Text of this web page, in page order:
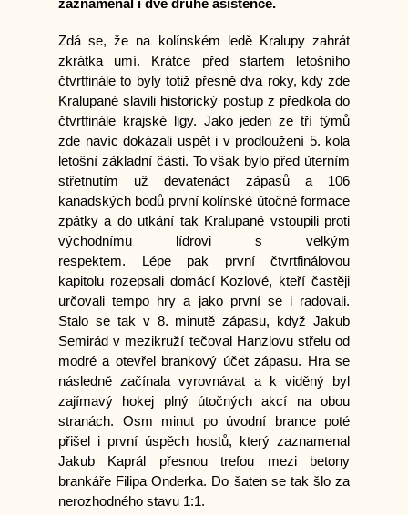
Zdá se, že na kolínském ledě Kralupy zahrát
zkrátka umí. Krátce před startem letošního
čtvrtfinále to byly totiž přesně dva roky, kdy zde
Kralupané slavili historický postup z předkola do
čtvrtfinále krajské ligy. Jako jeden ze tří týmů
zde navíc dokázali uspět i v prodloužení 5. kola
letošní základní části. To však bylo před úterním
střetnutím už devatenáct zápasů a 106
kanadských bodů první kolínské útočné formace
zpátky a do utkání tak Kralupané vstoupili proti
východnímu lídrovi s velkým
respektem. Lépe pak první čtvrtfinálovou
kapitolu rozepsali domácí Kozlové, kteří častěji
určovali tempo hry a jako první se i radovali.
Stalo se tak v 8. minutě zápasu, když Jakub
Semirád v mezikruží tečoval Hanzlovu střelu od
modré a otevřel brankový účet zápasu. Hra se
následně začínala vyrovnávat a k viděný byl
zajímavý hokej plný útočných akcí na obou
stranách. Osm minut po úvodní brance poté
přišel i první úspěch hostů, který zaznamenal
Jakub Kaprál přesnou trefou mezi betony
brankáře Filipa Onderka. Do šaten se tak šlo za
nerozhodného stavu 1:1.